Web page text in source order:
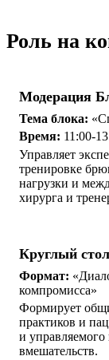
Роль на
Модерация
Тема блока:
Время: 11:00-
Управляет
тренировке
нагрузки и
хирурга и
Круглый стол
Формат:
компромисса»
Формирует
практиков и
и
вмешательств.